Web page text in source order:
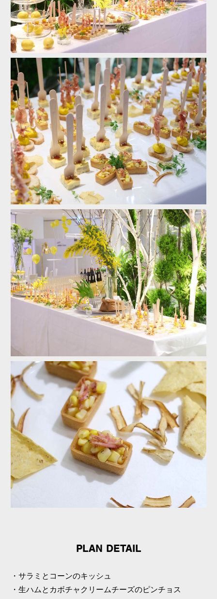
PLAN DETAIL
・サラミとコーンのキッシュ
・生ハムとカボチャクリームチーズのピンチョス